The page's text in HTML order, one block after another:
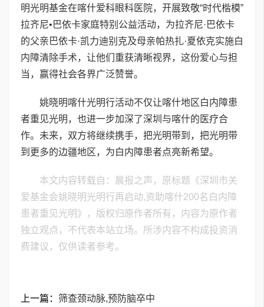
明光明基金在喀什爱科眼科医院，开展致敬“时代楷模”
拉齐尼•巴依卡家庭特别公益活动，为拉齐尼·巴依卡
的父亲巴依卡·凯力迪别克及母亲帕热扎·夏依克实施白
内障清除手术，让他们重获清晰视界，这份爱心与担
当，赢得社会各界广泛赞誉。
姚晓明喀什光明行活动不仅让喀什地区白内障患
者重见光明，也进一步加深了深圳与喀什的医疗合
作。未来，双方将继续携手，把光明带到，把光明带
到更多的边疆地区，为白内障患者点亮新希望。
本文内容转载自：晨报之声，原标题《深圳市关
爱基金会姚晓明光明行再启动,资助喀什200名白内障
患者重见光明》，版权归原作者所有，内容为原作者
独立观点，不代表本站立场。所涉内容不构成投资消
费建议，仅供读者参考。
上一篇： 筛查颈动脉,预防脑卒中